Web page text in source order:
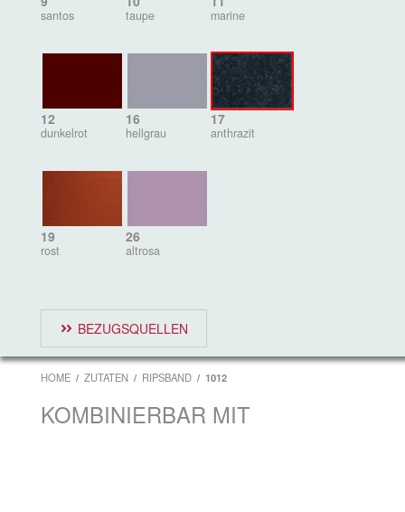
santos taupe marine
12
dunkelrot
16
hellgrau
17
anthrazit
19
rost
26
altrosa
BEZUGSQUELLEN
HOME ZUTATEN RIPSBAND 1012
KOMBINIERBAR MIT